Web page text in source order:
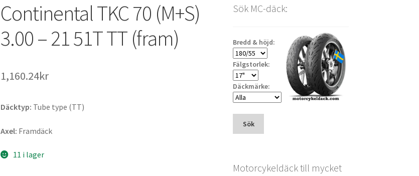
Continental TKC 70 (M+S)
3.00 – 21 51T TT (fram)
1,160.24kr
Däcktyp: Tube type (TT)
Axel: Framdäck
11 i lager
Sök MC-däck:
Bredd & höjd:
Fälgstorlek:
Däckmärke:
Sök
Motorcykeldäck till mycket